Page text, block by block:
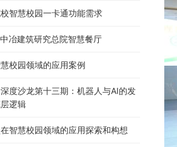
智慧校园一卡通功能需求
冶建筑研究总院智慧餐厅
校园领域的应用案例
度沙龙第十三期：机器人与AI的发
逻辑
智慧校园领域的应用探索和构想